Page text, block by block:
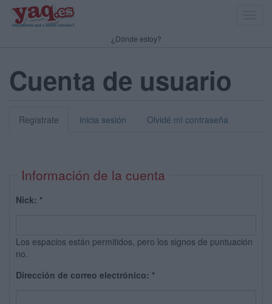
¿Dónde estoy?
Cuenta de usuario
Regístrate inicia sesión Olvidé mi contraseña
Información de la cuenta
Nick: *
Los espacios están permitidos, pero los signos de puntuación
no.
Dirección de correo electrónico: *